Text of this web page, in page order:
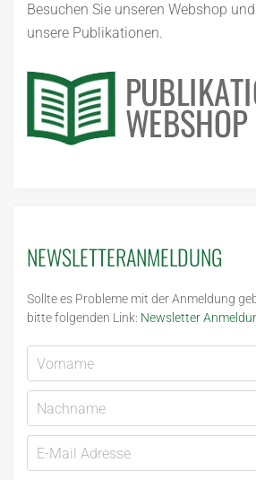
Besuchen Sie unseren Webshop
unsere Publikationen.
NEWSLETTERANMELDUNG
Sollte es Probleme mit der Anmeldung
bitte folgenden Link: Newsletter